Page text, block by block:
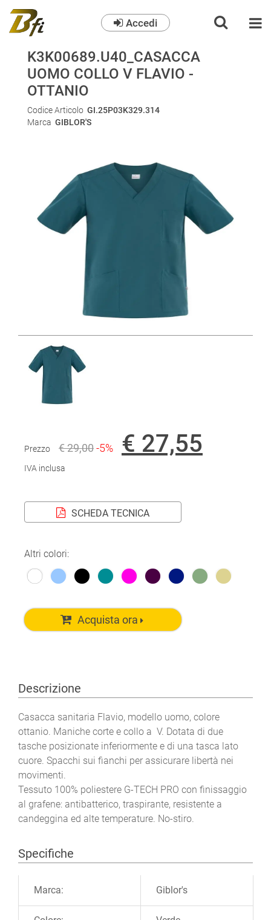
Accedi
K3K00689.U40_CASACCA
UOMO COLLO V FLAVIO -
OTTANIO
Codice Articolo GI.25P03K329.314
Marca GIBLOR'S
Prezzo € 29,00-5% € 27,55
IVA inclusa
SCHEDA TECNICA
Altri colori:
Acquista ora
Descrizione
Casacca sanitaria Flavio, modello uomo, colore
ottanio. Maniche corte e collo a V. Dotata di due
tasche posizionate inferiormente e di una tasca lato
cuore. Spacchi sui fianchi per assicurare libertà nei
movimenti.
Tessuto 100% poliestere G-TECH PRO con finissaggio
al grafene: antibatterico, traspirante, resistente a
candeggina ed alte temperature. No-stiro.
Specifiche
Marca: Giblor's